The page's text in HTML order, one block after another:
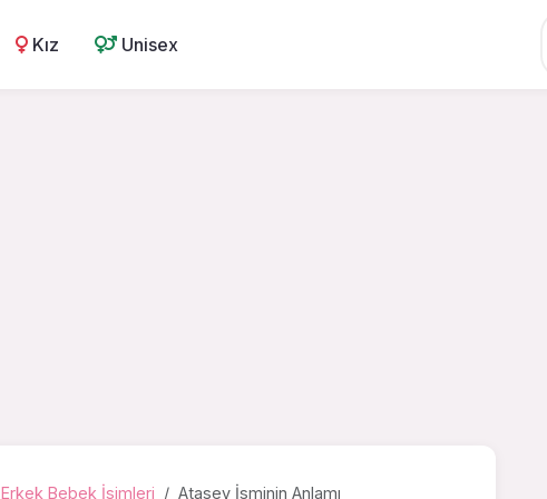
Kız Unisex
Erkek Bebek İsimleri Atasev İsminin Anlamı